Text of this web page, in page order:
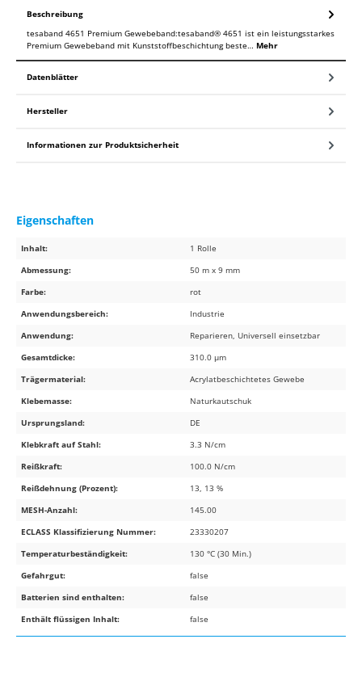
Beschreibung
tesaband 4651 Premium Gewebeband:tesaband® 4651 ist ein leistungsstarkes
Premium Gewebeband mit Kunststoffbeschichtung beste… Mehr
Datenblätter
Hersteller
Informationen zur Produktsicherheit
Eigenschaften
Inhalt:
1 Rolle
Abmessung:
50 m x 9 mm
Farbe:
rot
Anwendungsbereich:
Industrie
Anwendung:
Reparieren, Universell einsetzbar
Gesamtdicke:
310.0 µm
Trägermaterial:
Acrylatbeschichtetes Gewebe
Klebemasse:
Naturkautschuk
Ursprungsland:
DE
Klebkraft auf Stahl:
3.3 N/cm
Reißkraft:
100.0 N/cm
Reißdehnung (Prozent):
13, 13 %
MESH-Anzahl:
145.00
ECLASS Klassifizierung Nummer:
23330207
Temperaturbeständigkeit:
130 °C (30 Min.)
Gefahrgut:
false
Batterien sind enthalten:
false
Enthält flüssigen Inhalt:
false